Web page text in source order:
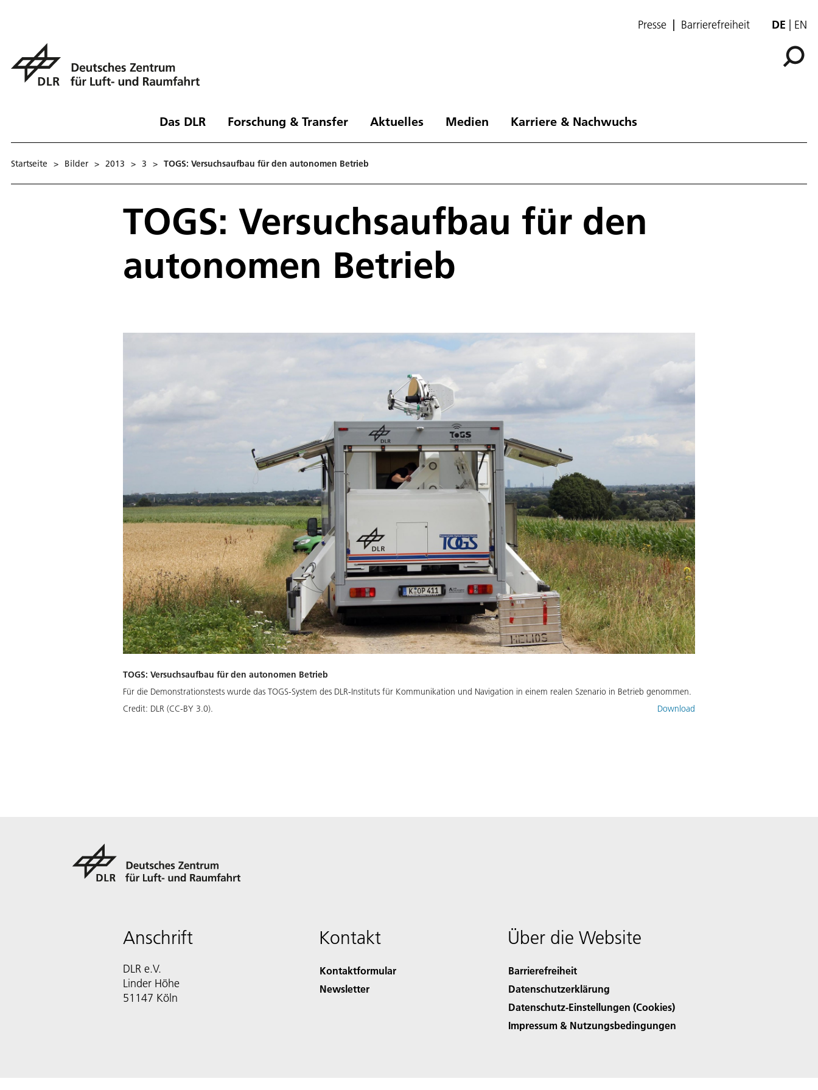
Presse Barrierefreiheit DE EN
Das DLR Forschung & Transfer Aktuelles Medien Karriere & Nachwuchs
Startseite > Bilder > 2013 > 3 > TOGS: Versuchsaufbau für den autonomen Betrieb
TOGS: Versuchsaufbau für den
autonomen Betrieb
TOGS: Versuchsaufbau für den autonomen Betrieb
Für die Demonstrationstests wurde das TOGS-System des DLR-Instituts für Kommunikation und Navigation in einem realen Szenario in Betrieb genommen.
Credit: DLR (CC-BY 3.0). Download
Anschrift
DLR e.V.
Linder Höhe
51147 Köln
Kontakt
Kontaktformular
Newsletter
Über die Website
Barrierefreiheit
Datenschutzerklärung
Datenschutz-Einstellungen (Cookies)
Impressum & Nutzungsbedingungen